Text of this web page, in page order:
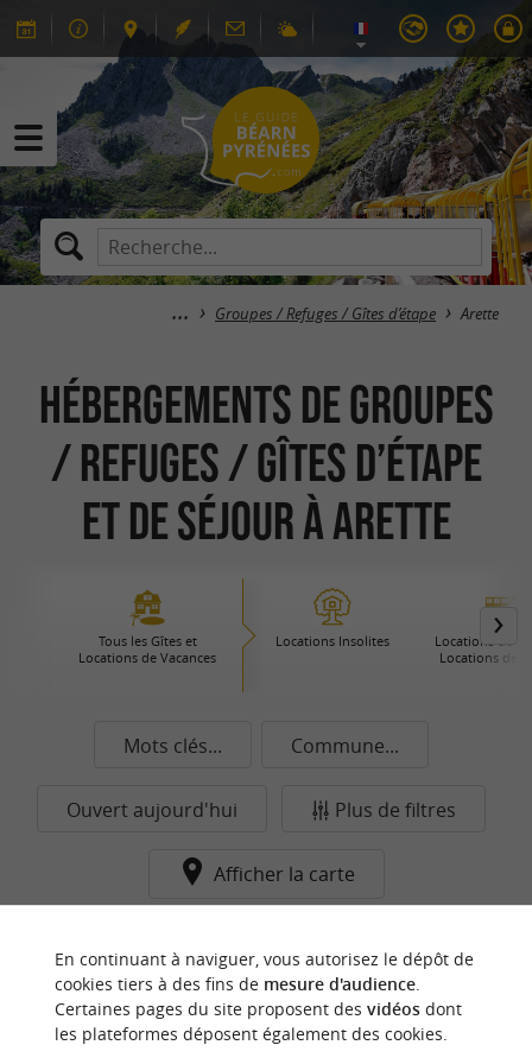
Groupes / Refuges / Gîtes d’étape Arette
Hébergements de groupes
/ Refuges / Gîtes d’étape
et de séjour à Arette
Tous les Gîtes et
Locations de Vacances
Locations Insolites
Locations de
Locations de
Mots clés... Commune...
Ouvert aujourd'hui Plus de filtres
Afficher la carte
commune pour le moment...
En continuant à naviguer, vous autorisez le dépôt de
cookies tiers à des fins de mesure d'audience.
Certaines pages du site proposent des vidéosdont
les plateformes déposent également des cookies.